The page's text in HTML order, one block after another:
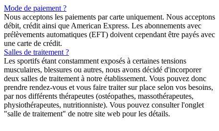
Mode de paiement ?
Nous acceptons les paiements par carte uniquement. Nous acceptons
débit, crédit ainsi que American Express. Les abonnements avec
prélèvements automatiques (EFT) doivent cependant être payés avec
une carte de crédit.
Salles de traitement ?
Les sportifs étant constamment exposés à certaines tensions
musculaires, blessures ou autres, nous avons décidé d'incorporer
deux salles de traitement à notre établissement. Vous pouvez donc
prendre rendez-vous et vous faire traiter sur place selon vos besoins,
par nos différents thérapeutes (ostéopathes, massothérapeutes,
physiothérapeutes, nutritionniste). Vous pouvez consulter l'onglet
"salle de traitement" de notre site web pour les détails.